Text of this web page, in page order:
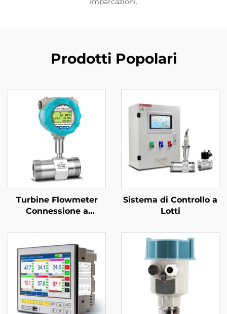
Prodotti Popolari
Turbine Flowmeter
Connessione a
Sistema di Controllo a
Lotti